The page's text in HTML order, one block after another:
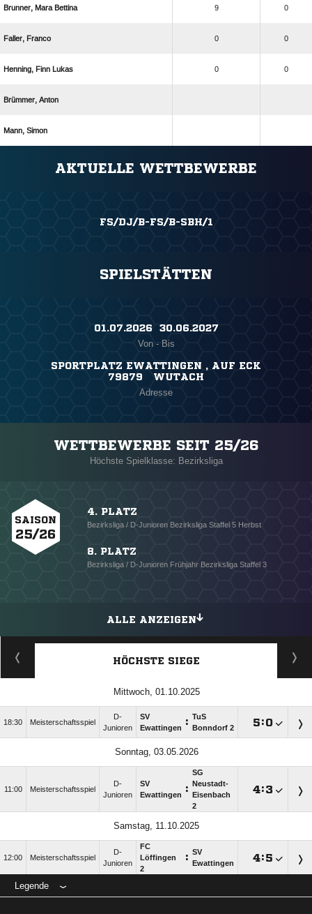
   9 0
  0 0
   0 0
 
 
AKTUELLE WETTBEWERBE
FS/DJ/B-FS/B-SBH/1
SPIELSTÄTTEN
01.07.2026 ​ 30.06.2027
Von - Bis
SPORTPLATZ EWATTINGEN , AUF ECK
79879 WUTACH
Adresse
WETTBEWERBE SEIT 25/26
Höchste Spielklasse: Bezirksliga
SAISON
25/26
4. PLATZ
Bezirksliga / D-Junioren Bezirksliga Staffel 5 Herbst
8. PLATZ
Bezirksliga / D-Junioren Frühjahr Bezirksliga Staffel 3
ALLE ANZEIGEN
HÖCHSTE SIEGE
Mittwoch, 01.10.2025
18:30 Meisterschaftsspiel
D-
Junioren
SV
Ewattingen : TuS
Bonndorf 2
:
Sonntag, 03.05.2026
11:00 Meisterschaftsspiel
D-
Junioren
SV
Ewattingen :
SG
Neustadt-
Eisenbach
2
:
Samstag, 11.10.2025
12:00 Meisterschaftsspiel
D-
Junioren
FC
Löffingen
2
: SV
Ewattingen
:
Legende